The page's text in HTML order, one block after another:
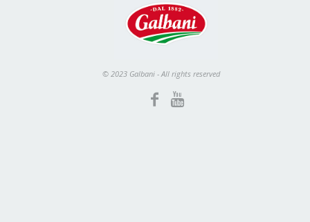
© 2023 Galbani - All rights reserved